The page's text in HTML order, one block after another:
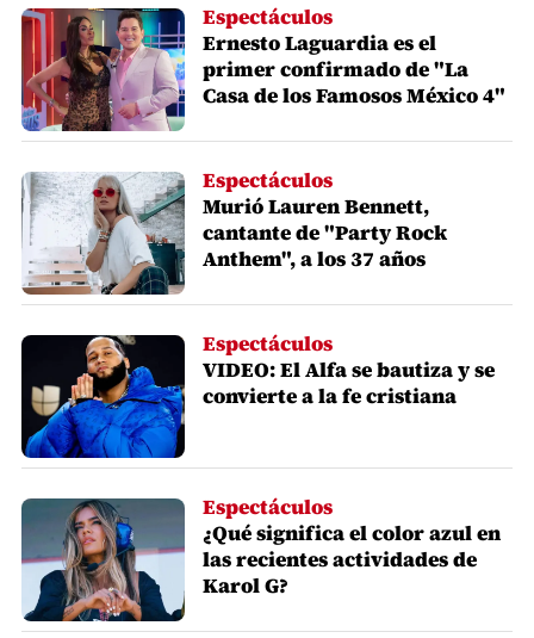
Espectáculos
Ernesto Laguardia es el
primer confirmado de "La
Casa de los Famosos México 4"
Espectáculos
Murió Lauren Bennett,
cantante de "Party Rock
Anthem", a los 37 años
Espectáculos
VIDEO: El Alfa se bautiza y se
convierte a la fe cristiana
Espectáculos
¿Qué significa el color azul en
las recientes actividades de
Karol G?